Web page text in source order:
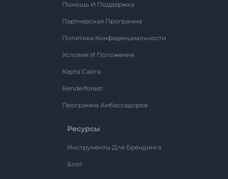
Помощь И Поддержка
Партнерская Программа
Политика Конфиденциальности
Условия И Положения
Карта Сайта
Renderforest
Программа Амбассадоров
Ресурсы
Инструменты Для Брендинга
Блог